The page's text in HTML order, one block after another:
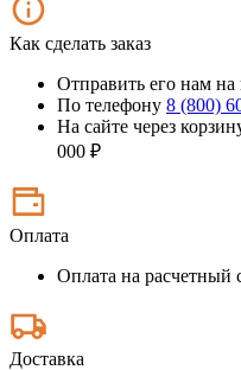
Как сделать заказ
Отправить его нам на
По телефону 8 (800)
На сайте через
000 ₽
Оплата
Оплата на расчетный
Доставка